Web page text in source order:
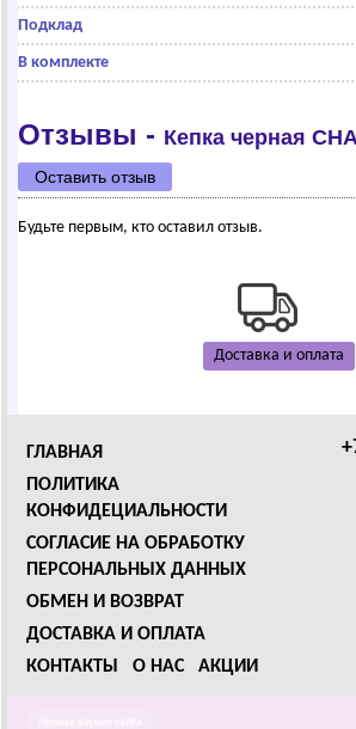
Подклад
В комплекте
Отзывы - Кепка черная
Оставить отзыв
Будьте первым, кто оставил отзыв.
Доставка и оплата
ГЛАВНАЯ
ПОЛИТИКА
КОНФИДЕЦИАЛЬНОСТИ
СОГЛАСИЕ НА ОБРАБОТКУ
ПЕРСОНАЛЬНЫХ ДАННЫХ
ОБМЕН И ВОЗВРАТ
ДОСТАВКА И ОПЛАТА
КОНТАКТЫ
О НАС АКЦИИ